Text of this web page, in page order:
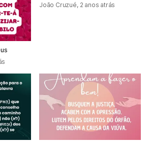
João Cruzué, 2 anos atrás